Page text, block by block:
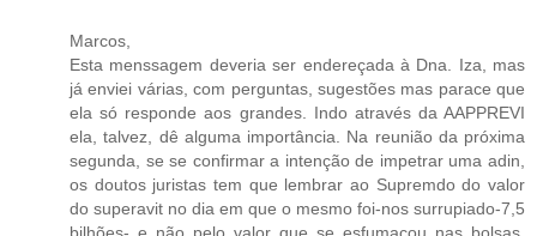
Marcos,
Esta menssagem deveria ser endereçada à Dna. Iza, mas
já enviei várias, com perguntas, sugestões mas parace que
ela só responde aos grandes. Indo através da AAPPREVI
ela, talvez, dê alguma importância. Na reunião da próxima
segunda, se se confirmar a intenção de impetrar uma adin,
os doutos juristas tem que lembrar ao Supremdo do valor
do superavit no dia em que o mesmo foi-nos surrupiado-7,5